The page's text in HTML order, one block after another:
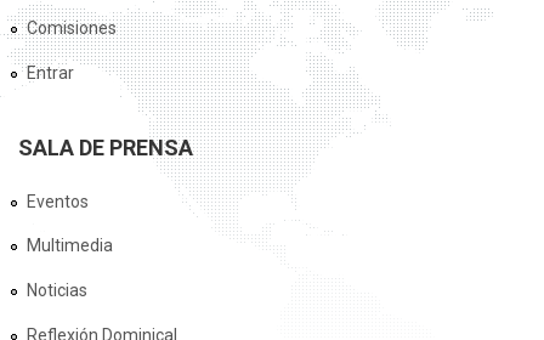
Comisiones
Entrar
SALA DE PRENSA
Eventos
Multimedia
Noticias
Reflexión Dominical